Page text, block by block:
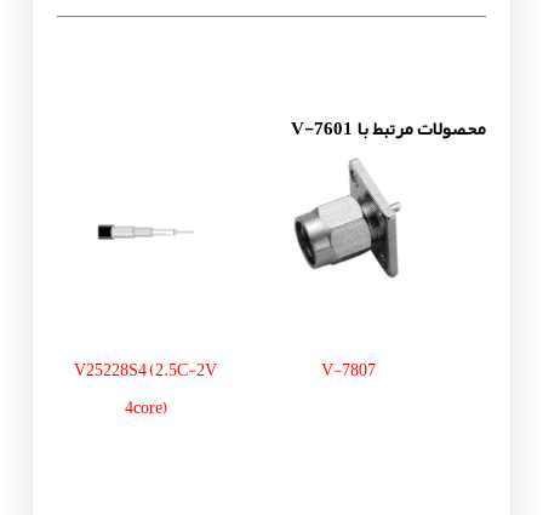
محصولات مرتبط با V-7601
V-7807
V25228S4 (2.5C-2V
4core)